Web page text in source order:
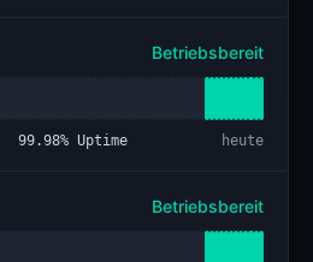
Betriebsbereit
99.98% Uptime heute
Betriebsbereit